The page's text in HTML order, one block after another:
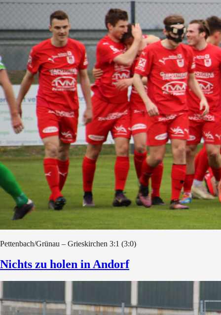
Pettenbach/Grünau – Grieskirchen 3:1 (3:0)
Nichts zu holen in Andorf